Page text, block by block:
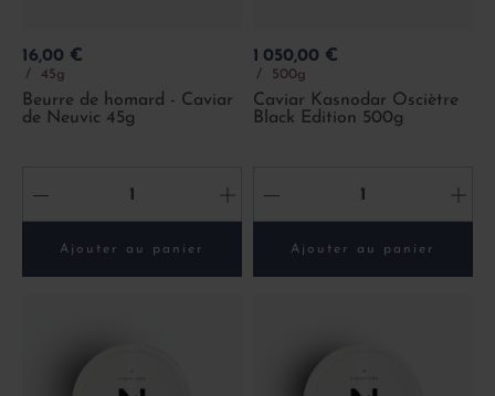
Prix
16,00 €
45g
Beurre de homard - Caviar
de Neuvic 45g
- +
Ajouter au panier
Prix
1 050,00 €
500g
Caviar Kasnodar Osciètre
Black Edition 500g
- +
Ajouter au panier